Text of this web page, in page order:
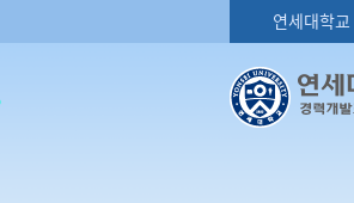
연세대학교